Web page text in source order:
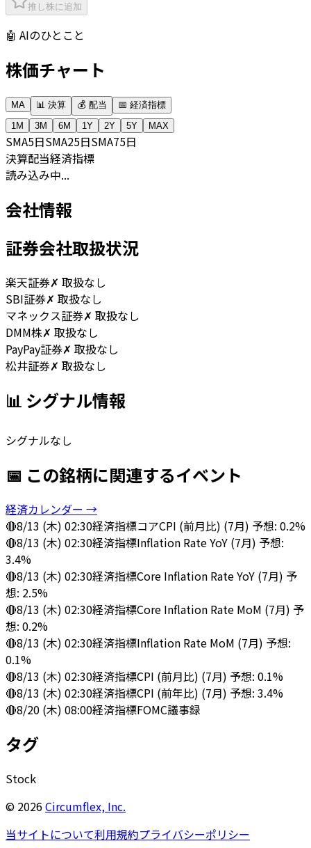
推し株に追加
🤖 AIのひとこと
株価チャート
MA 📊 決算 💰 配当
📅 経済指標
1M
3M 6M 1Y 2Y 5Y MAX
SMA5日SMA25日SMA75日
決算配当経済指標
読み込み中...
会社情報
証券会社取扱状況
楽天証券✗ 取扱なし
SBI証券✗ 取扱なし
マネックス証券✗ 取扱なし
DMM株✗ 取扱なし
PayPay証券✗ 取扱なし
松井証券✗ 取扱なし
📊 シグナル情報
シグナルなし
📅 この銘柄に関連するイベント
経済カレンダー →
🔴8/13 (木) 02:30経済指標コアCPI (前月比) (7月) 予想: 0.2%
🔴8/13 (木) 02:30経済指標Inflation Rate YoY (7月) 予想:
3.4%
🔴8/13 (木) 02:30経済指標Core Inflation Rate YoY (7月) 予
想: 2.5%
🔴8/13 (木) 02:30経済指標Core Inflation Rate MoM (7月) 予
想: 0.2%
🔴8/13 (木) 02:30経済指標Inflation Rate MoM (7月) 予想:
0.1%
🔴8/13 (木) 02:30経済指標CPI (前月比) (7月) 予想: 0.1%
🔴8/13 (木) 02:30経済指標CPI (前年比) (7月) 予想: 3.4%
🔴8/20 (木) 08:00経済指標FOMC議事録
タグ
Stock
© 2026Circumflex, Inc.
当サイトについて利用規約プライバシーポリシー